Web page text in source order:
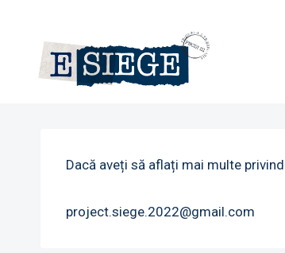
content
Dacă aveți să aflați mai multe
project.siege.2022@gmail.com